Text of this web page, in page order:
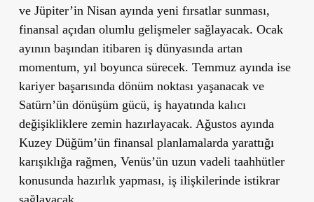
ve Jüpiter’in Nisan ayında yeni fırsatlar sunması,
finansal açıdan olumlu gelişmeler sağlayacak. Ocak
ayının başından itibaren iş dünyasında artan
momentum, yıl boyunca sürecek. Temmuz ayında ise
kariyer başarısında dönüm noktası yaşanacak ve
Satürn’ün dönüşüm gücü, iş hayatında kalıcı
değişikliklere zemin hazırlayacak. Ağustos ayında
Kuzey Düğüm’ün finansal planlamalarda yarattığı
karışıklığa rağmen, Venüs’ün uzun vadeli taahhütler
konusunda hazırlık yapması, iş ilişkilerinde istikrar
sağlayacak.